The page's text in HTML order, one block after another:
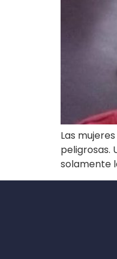
Las
peligrosas.
solamente